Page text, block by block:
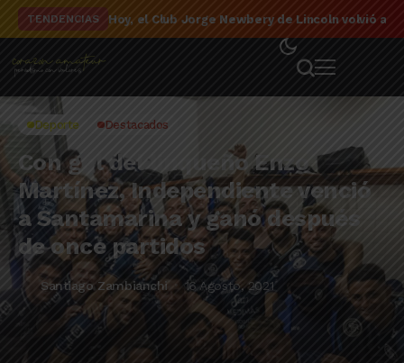
TENDENCIAS El detalle de la campaña de El Linqueño en el
Deporte Destacados
Con gol del linqueño Enzo
Martínez, Independiente venció
a Santamarina y ganó después
de once partidos
Santiago Zambianchi 16 Agosto, 2021